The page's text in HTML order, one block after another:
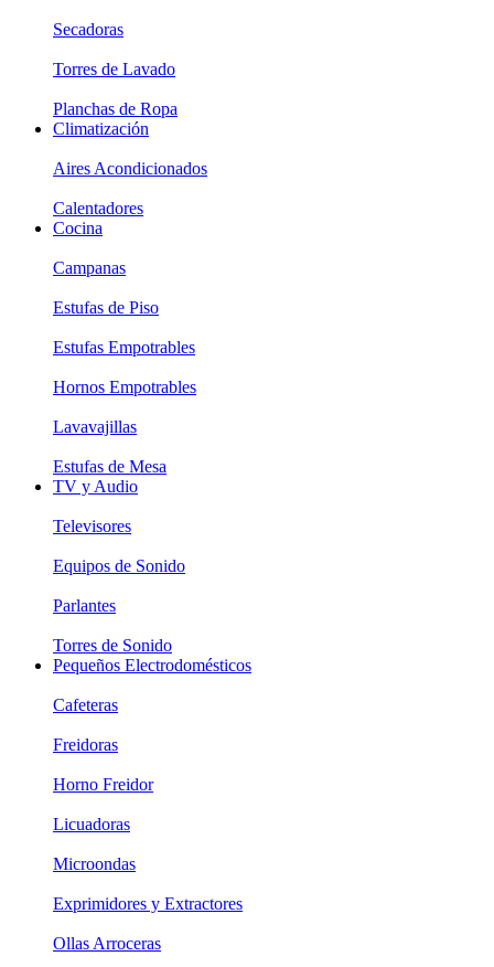
Secadoras
Torres de Lavado
Planchas de Ropa
Climatización
Aires Acondicionados
Calentadores
Cocina
Campanas
Estufas de Piso
Estufas Empotrables
Hornos Empotrables
Lavavajillas
Estufas de Mesa
TV y Audio
Televisores
Equipos de Sonido
Parlantes
Torres de Sonido
Pequeños Electrodomésticos
Cafeteras
Freidoras
Horno Freidor
Licuadoras
Microondas
Exprimidores y Extractores
Ollas Arroceras